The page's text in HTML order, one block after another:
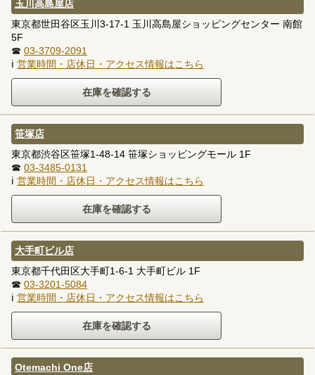
玉川高島屋店
東京都世田谷区玉川3-17-1 玉川高島屋ショッピングセンター 南館
5F
☎ 03-3709-2091
ℹ 営業時間・店休日・アクセス情報はこちら
笹塚店
東京都渋谷区笹塚1-48-14 笹塚ショッピングモール 1F
☎ 03-3485-0131
ℹ 営業時間・店休日・アクセス情報はこちら
大手町ビル店
東京都千代田区大手町1-6-1 大手町ビル 1F
☎ 03-3201-5084
ℹ 営業時間・店休日・アクセス情報はこちら
Otemachi One店